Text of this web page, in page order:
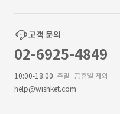
고객 문의
02-6925-4849
10:00-18:00 주말·공휴일 제외
help@wishket.com